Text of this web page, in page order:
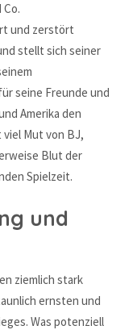
und zerstört
stellt sich seiner
seine Freunde und
Amerika den
Mut von BJ,
Blut der
Spielzeit.
und
ziemlich stark
ernsten und
Was potenziell